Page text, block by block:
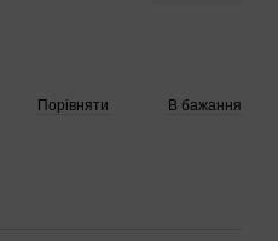
Порівняти В бажання